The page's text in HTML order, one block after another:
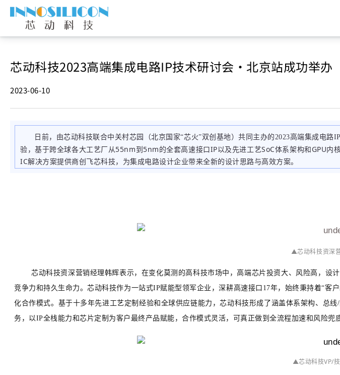
芯动科技2023高端集成电路IP技术研讨会·北京站成功举办
2023-06-10
日前，由芯动科技联合中关村芯园（北京国家“芯火”双创基地）共同主办的2023高端集成电路
验，基于跨全球各大工艺厂从55nm到5nm的全套高速接口IP以及先进工艺SoC体系架构和GPU
IC解决方案提供商创飞芯科技，为集成电路设计企业带来全新的设计思路与高效方案。
▲芯动科技资深
芯动科技资深营销经理韩辉表示，在变化莫测的高科技市场中，高端芯片投资大、风险高，
竞争力和持久生命力。芯动科技作为一站式IP赋能型领军企业，深耕高速接口17年，始终秉持着“
化合作模式。基于十多年先进工艺定制经验和全球供应链能力，芯动科技形成了涵盖体系架构、总
务，以IP全栈能力和芯片定制为客户最终产品赋能，合作模式灵活，可真正做到全流程加速和风险兜
▲芯动科技VP/